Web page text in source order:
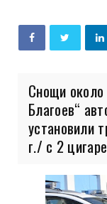
Снощи
Благоев“
установили
г./ с 2